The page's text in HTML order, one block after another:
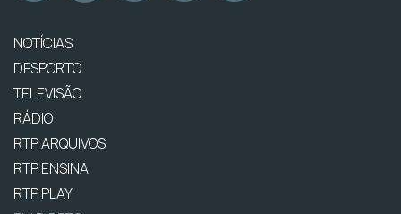
NOTÍCIAS
DESPORTO
TELEVISÃO
RÁDIO
RTP ARQUIVOS
RTP ENSINA
RTP PLAY